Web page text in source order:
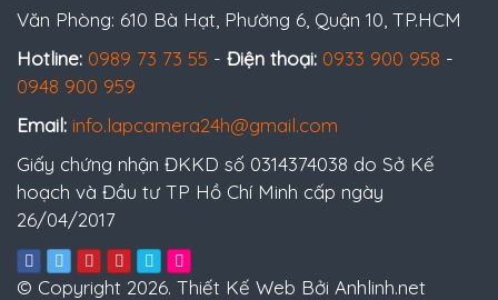
Văn Phòng: 610 Bà Hạt, Phường 6, Quận 10, TP.HCM
Hotline: 0989 73 73 55 - Điện thoại: 0933 900 958 -
0948 900 959
Email: info.lapcamera24h@gmail.com
Giấy chứng nhận ĐKKD số 0314374038 do Sở Kế
hoạch và Đầu tư TP Hồ Chí Minh cấp ngày
26/04/2017
© Copyright 2026. Thiết Kế Web Bởi Anhlinh.net